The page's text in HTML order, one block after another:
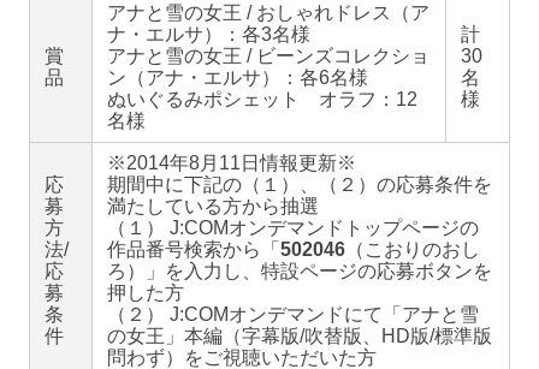
賞
品
アナと雪の女王 / おしゃれドレス（ア
ナ・エルサ）：各3名様
アナと雪の女王 / ビーンズコレクショ
ン（アナ・エルサ）：各6名様
ぬいぐるみポシェット オラフ：12
名様
計
30
名
様
応
募
方
法/
応
募
条
件
※2014年8月11日情報更新※
期間中に下記の（１）、（２）の応募条件を
満たしている方から抽選
（１） J:COMオンデマンドトップページの
作品番号検索から「 502046 （こおりのおし
ろ）」を入力し、特設ページの応募ボタンを
押した方
（２） J:COMオンデマンドにて「アナと雪
の女王」本編（字幕版/吹替版、HD版/標準版
問わず）をご視聴いただいた方